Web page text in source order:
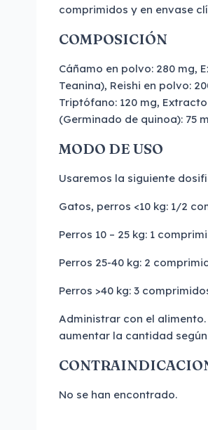
comprimidos y en envase
COMPOSICIÓN
Cáñamo en polvo: 280 mg,
Teanina), Reishi en polvo:
Triptófano: 120 mg,
(Germinado de quinoa): 75
MODO DE USO
Usaremos la siguiente
Gatos, perros <10 kg: 1/2
Perros 10 – 25 kg: 1
Perros 25-40 kg: 2
Perros >40 kg: 3
Administrar con el
aumentar la cantidad
No se han encontrado.